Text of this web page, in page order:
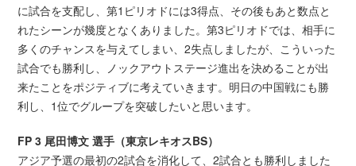
に試合を支配し、第1ピリオドには3得点、その後もあと数点と
れたシーンが幾度となくありました。第3ピリオドでは、相手に
多くのチャンスを与えてしまい、2失点しましたが、こういった
試合でも勝利し、ノックアウトステージ進出を決めることが出
来たことをポジティブに考えていきます。明日の中国戦にも勝
利し、1位でグループを突破したいと思います。
FP 3 尾田博文 選手（東京レキオスBS）
アジア予選の最初の2試合を消化して、2試合とも勝利しました